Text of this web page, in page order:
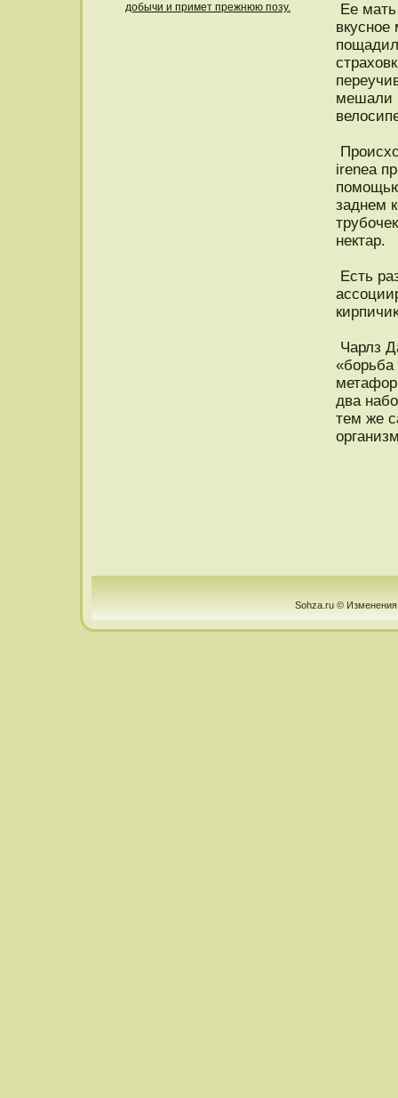
добычи и примет прежнюю позу.
Ее
мешали
irenea
заднем
нектар.
Есть
Чарлз
два
тем же
Sohza.ru © Изменения